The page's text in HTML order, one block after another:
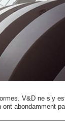
V&D ne s’y
abondamment